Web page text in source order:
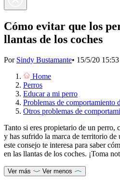
Cómo evitar que los
llantas de los coches
Por Sindy Bustamante• 15/5/20 15:53
Home
Perros
Educar a mi perro
Problemas de comportamiento
Otros problemas de
Tanto si eres propietario de un perro,
y has sufrido la marca de territorio de
este consejo te interesa para saber
en las llantas de los coches. ¡Toma
Ver más Ver menos